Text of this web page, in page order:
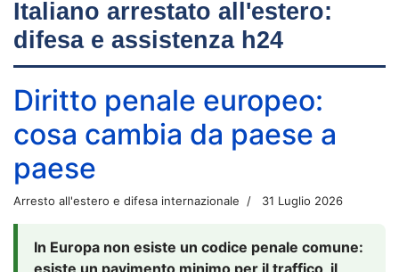
Italiano arrestato all'estero:
difesa e assistenza h24
Diritto penale europeo:
cosa cambia da paese a
paese
Arresto all'estero e difesa internazionale 31 Luglio 2026
In Europa non esiste un codice penale comune:
esiste un pavimento minimo per il traffico, il